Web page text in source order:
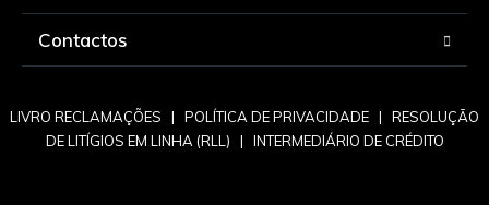
Contactos
LIVRO RECLAMAÇÕES | POLÍTICA DE PRIVACIDADE | RESOLUÇÃO
DE LITÍGIOS EM LINHA (RLL) | INTERMEDIÁRIO DE CRÉDITO